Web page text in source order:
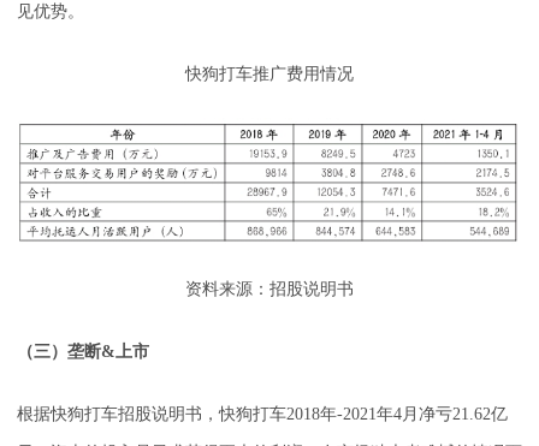
见优势。
快狗打车推广费用情况
资料来源：招股说明书
（三）垄断&上市
根据快狗打车招股说明书，快狗打车2018年-2021年4月净亏21.62亿